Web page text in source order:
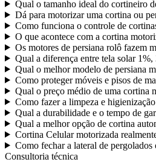
Qual o tamanho ideal do cortineiro
Dá para motorizar uma cortina ou
Como funciona o controle de
O que acontece com a cortina
Os motores de persiana rolô fazem
Qual a diferença entre tela solar
Qual o melhor modelo de persiana
Como proteger móveis e pisos de
Qual o preço médio de uma cortina
Como fazer a limpeza e
Qual a durabilidade e o tempo de
Qual a melhor opção de cortina
Cortina Celular motorizada
Como fechar a lateral de pergolados
Consultoria técnica